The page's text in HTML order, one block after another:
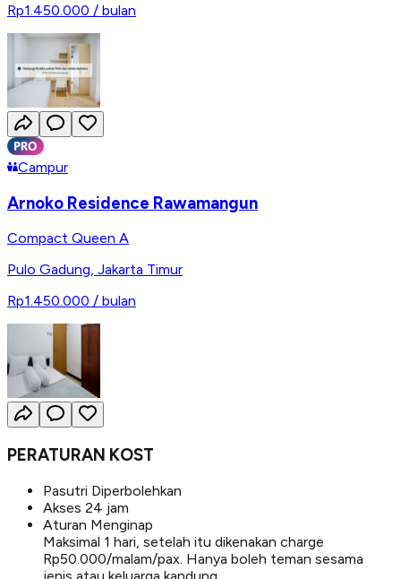
Rp1.450.000 / bulan
Campur
Arnoko Residence Rawamangun
Compact Queen A
Pulo Gadung, Jakarta Timur
Rp1.450.000 / bulan
PERATURAN KOST
Pasutri Diperbolehkan
Akses 24 jam
Aturan Menginap
Maksimal 1 hari, setelah itu dikenakan charge
Rp50.000/malam/pax. Hanya boleh teman sesama